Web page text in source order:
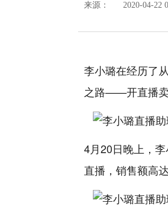
来源： 2020-04-22
李小璐在经历了
之路——开直播卖
4月20日晚上，
直播，销售额高